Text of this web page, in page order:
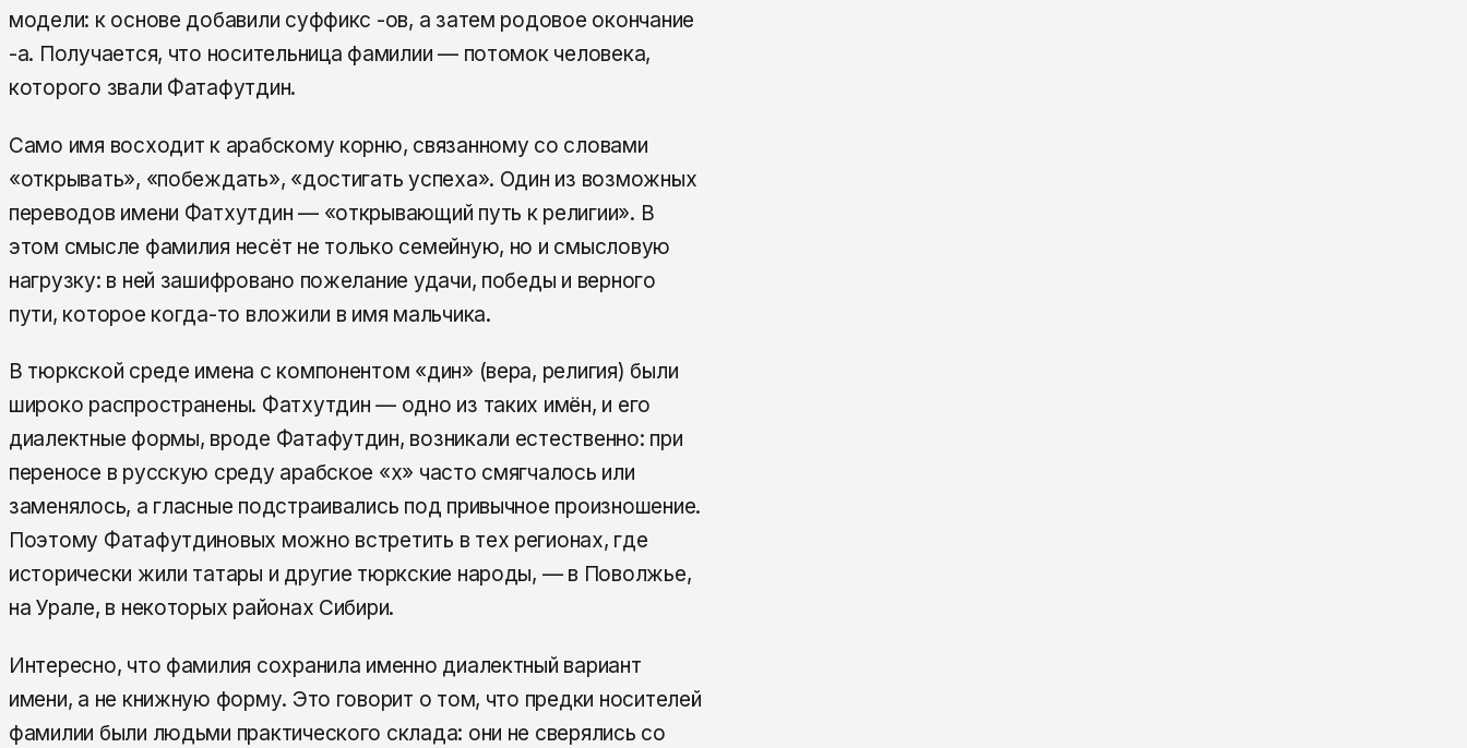
модели: к основе добавили суффикс -ов, а затем родовое окончание
-а. Получается, что носительница фамилии — потомок человека,
которого звали Фатафутдин.
Само имя восходит к арабскому корню, связанному со словами
«открывать», «побеждать», «достигать успеха». Один из возможных
переводов имени Фатхутдин — «открывающий путь к религии». В
этом смысле фамилия несёт не только семейную, но и смысловую
нагрузку: в ней зашифровано пожелание удачи, победы и верного
пути, которое когда-то вложили в имя мальчика.
В тюркской среде имена с компонентом «дин» (вера, религия) были
широко распространены. Фатхутдин — одно из таких имён, и его
диалектные формы, вроде Фатафутдин, возникали естественно: при
переносе в русскую среду арабское «х» часто смягчалось или
заменялось, а гласные подстраивались под привычное произношение.
Поэтому Фатафутдиновых можно встретить в тех регионах, где
исторически жили татары и другие тюркские народы, — в Поволжье,
на Урале, в некоторых районах Сибири.
Интересно, что фамилия сохранила именно диалектный вариант
имени, а не книжную форму. Это говорит о том, что предки носителей
фамилии были людьми практического склада: они не сверялись со